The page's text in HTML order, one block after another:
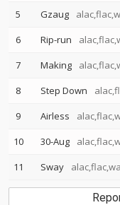
5
Gzaug
6
Rip-run
7
Making
8
Step Down
9
Airless
10
30-Aug
11
Sway